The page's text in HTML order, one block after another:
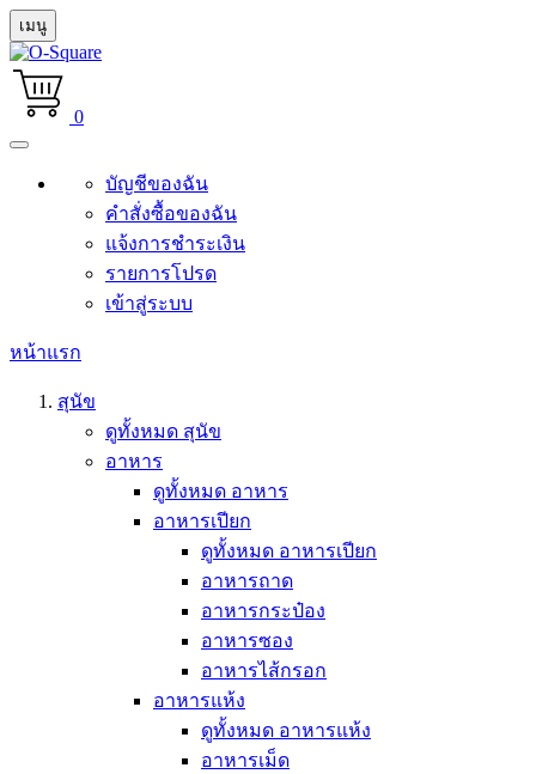
เมนู
0
บัญชีของฉัน
คำสั่งซื้อของฉัน
แจ้งการชำระเงิน
รายการโปรด
เข้าสู่ระบบ
หน้าแรก
สุนัข
ดูทั้งหมด สุนัข
อาหาร
ดูทั้งหมด อาหาร
อาหารเปียก
ดูทั้งหมด อาหารเปียก
อาหารถาด
อาหารกระป๋อง
อาหารซอง
อาหารไส้กรอก
อาหารแห้ง
ดูทั้งหมด อาหารแห้ง
อาหารเม็ด